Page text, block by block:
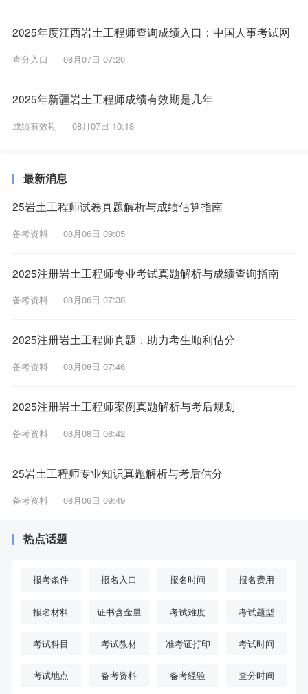
2025年度江西岩土工程师查询成绩入口：中国人事考试网
查分入口 08月07日 07:20
2025年新疆岩土工程师成绩有效期是几年
成绩有效期 08月07日 10:18
最新消息
25岩土工程师试卷真题解析与成绩估算指南
备考资料 08月06日 09:05
2025注册岩土工程师专业考试真题解析与成绩查询指南
备考资料 08月06日 07:38
2025注册岩土工程师真题，助力考生顺利估分
备考资料 08月08日 07:46
2025注册岩土工程师案例真题解析与考后规划
备考资料 08月08日 08:42
25岩土工程师专业知识真题解析与考后估分
备考资料 08月06日 09:49
热点话题
报考条件 报名入口 报名时间 报名费用
报名材料 证书含金量 考试难度 考试题型
考试科目 考试教材 准考证打印 考试时间
考试地点 备考资料 备考经验 查分时间